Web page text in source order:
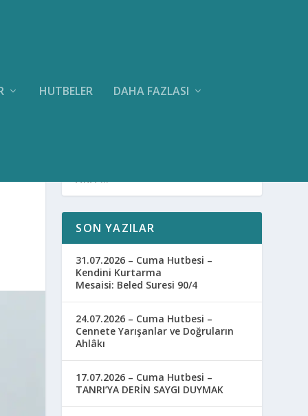
HUTBELER DAHA FAZLASI
SON YAZILAR
31.07.2026 – Cuma Hutbesi –
Kendini Kurtarma
Mesaisi: Beled Suresi 90/4
24.07.2026 – Cuma Hutbesi –
Cennete Yarışanlar ve Doğruların
Ahlâkı
17.07.2026 – Cuma Hutbesi –
TANRI’YA DERİN SAYGI DUYMAK